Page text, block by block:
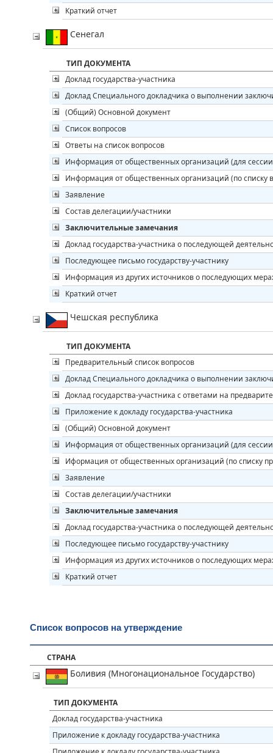
Краткий отчет
Сенегал
ТИП ДОКУМЕНТА
Доклад государства-участника
Доклад Специального докладчика о выполнении
(Общий) Основной документ
Список вопросов
Ответы на список вопросов
Информация от общественных организаций (для
Информация от общественных организаций (по списку
Заявление
Состав делегации/участники
Заключительные замечания
Доклад государства-участника о последующей
Последующее письмо государству-участнику
Информация из других источников о последующих
Краткий отчет
Чешская республика
ТИП ДОКУМЕНТА
Предварительный список вопросов
Доклад Специального докладчика о выполнении
Доклад государства-участника с ответами на
Приложение к докладу государства-участника
(Общий) Основной документ
Информация от общественных организаций (для
Иформация от общественных организаций (по списку
Заявление
Состав делегации/участники
Заключительные замечания
Доклад государства-участника о последующей
Последующее письмо государству-участнику
Информация из других источников о последующих
Краткий отчет
Список вопросов на утверждение
СТРАНА
Боливия (Многонациональное Государство)
ТИП ДОКУМЕНТА
Доклад государства-участника
Приложение к докладу государства-участника